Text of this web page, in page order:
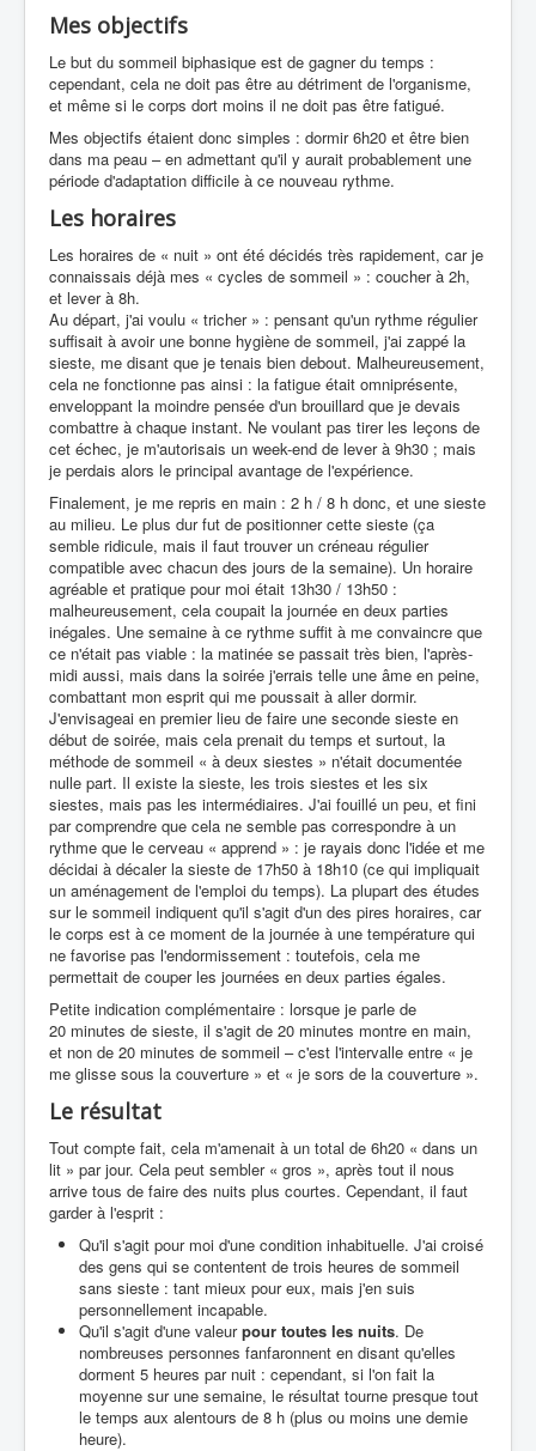
Mes objectifs
Le but du sommeil biphasique est de gagner du temps :
cependant, cela ne doit pas être au détriment de l'organisme,
et même si le corps dort moins il ne doit pas être fatigué.
Mes objectifs étaient donc simples : dormir 6h20 et être bien
dans ma peau – en admettant qu'il y aurait probablement une
période d'adaptation difficile à ce nouveau rythme.
Les horaires
Les horaires de « nuit » ont été décidés très rapidement, car je
connaissais déjà mes « cycles de sommeil » : coucher à 2h,
et lever à 8h.
Au départ, j'ai voulu « tricher » : pensant qu'un rythme régulier
suffisait à avoir une bonne hygiène de sommeil, j'ai zappé la
sieste, me disant que je tenais bien debout. Malheureusement,
cela ne fonctionne pas ainsi : la fatigue était omniprésente,
enveloppant la moindre pensée d'un brouillard que je devais
combattre à chaque instant. Ne voulant pas tirer les leçons de
cet échec, je m'autorisais un week-end de lever à 9h30 ; mais
je perdais alors le principal avantage de l'expérience.
Finalement, je me repris en main : 2 h / 8 h donc, et une sieste
au milieu. Le plus dur fut de positionner cette sieste (ça
semble ridicule, mais il faut trouver un créneau régulier
compatible avec chacun des jours de la semaine). Un horaire
agréable et pratique pour moi était 13h30 / 13h50 :
malheureusement, cela coupait la journée en deux parties
inégales. Une semaine à ce rythme suffit à me convaincre que
ce n'était pas viable : la matinée se passait très bien, l'après-
midi aussi, mais dans la soirée j'errais telle une âme en peine,
combattant mon esprit qui me poussait à aller dormir.
J'envisageai en premier lieu de faire une seconde sieste en
début de soirée, mais cela prenait du temps et surtout, la
méthode de sommeil « à deux siestes » n'était documentée
nulle part. Il existe la sieste, les trois siestes et les six
siestes, mais pas les intermédiaires. J'ai fouillé un peu, et fini
par comprendre que cela ne semble pas correspondre à un
rythme que le cerveau « apprend » : je rayais donc l'idée et me
décidai à décaler la sieste de 17h50 à 18h10 (ce qui impliquait
un aménagement de l'emploi du temps). La plupart des études
sur le sommeil indiquent qu'il s'agit d'un des pires horaires, car
le corps est à ce moment de la journée à une température qui
ne favorise pas l'endormissement : toutefois, cela me
permettait de couper les journées en deux parties égales.
Petite indication complémentaire : lorsque je parle de
20 minutes de sieste, il s'agit de 20 minutes montre en main,
et non de 20 minutes de sommeil – c'est l'intervalle entre « je
me glisse sous la couverture » et « je sors de la couverture ».
Le résultat
Tout compte fait, cela m'amenait à un total de 6h20 « dans un
lit » par jour. Cela peut sembler « gros », après tout il nous
arrive tous de faire des nuits plus courtes. Cependant, il faut
garder à l'esprit :
Qu'il s'agit pour moi d'une condition inhabituelle. J'ai croisé
des gens qui se contentent de trois heures de sommeil
sans sieste : tant mieux pour eux, mais j'en suis
personnellement incapable.
Qu'il s'agit d'une valeurpour toutes les nuits. De
nombreuses personnes fanfaronnent en disant qu'elles
dorment 5 heures par nuit : cependant, si l'on fait la
moyenne sur une semaine, le résultat tourne presque tout
le temps aux alentours de 8 h (plus ou moins une demie
heure).